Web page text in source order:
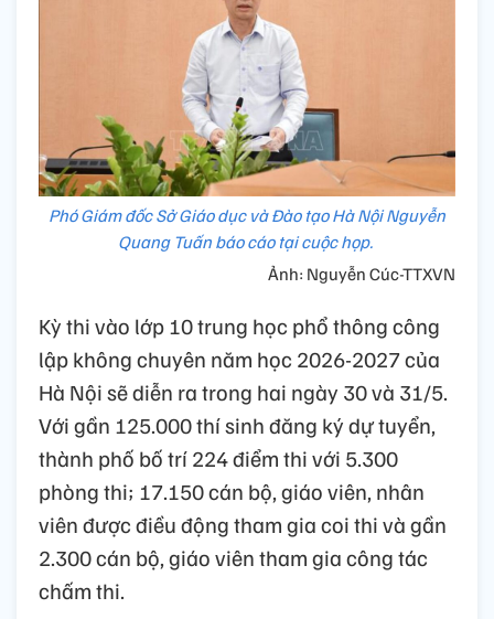
Phó Giám đốc Sở Giáo dục và Đào tạo Hà Nội Nguyễn
Quang Tuấn báo cáo tại cuộc họp.
Ảnh: Nguyễn Cúc-TTXVN
Kỳ thi vào lớp 10 trung học phổ thông công
lập không chuyên năm học 2026-2027 của
Hà Nội sẽ diễn ra trong hai ngày 30 và 31/5.
Với gần 125.000 thí sinh đăng ký dự tuyển,
thành phố bố trí 224 điểm thi với 5.300
phòng thi; 17.150 cán bộ, giáo viên, nhân
viên được điều động tham gia coi thi và gần
2.300 cán bộ, giáo viên tham gia công tác
chấm thi.